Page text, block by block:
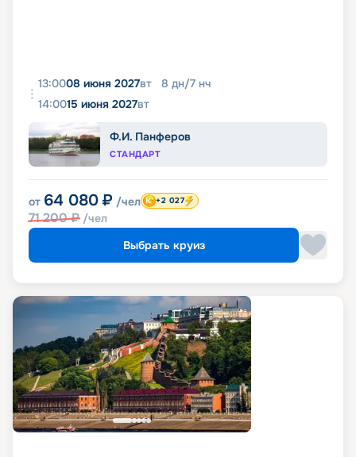
13:0008 июня 2027вт 8 дн/7 нч
14:0015 июня 2027вт
Ф.И. Панферов
СТАНДАРТ
от 64 080 ₽ /чел
71 200₽ /чел
+2 027
Выбрать круиз